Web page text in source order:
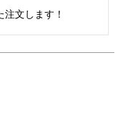
文します！